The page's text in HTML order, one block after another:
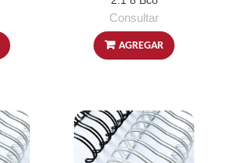
Consultar
AGREGAR